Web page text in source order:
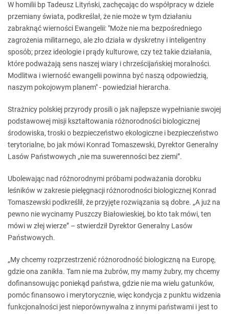
W homilii bp Tadeusz Lityński, zachęcając do współpracy w dziele
przemiany świata, podkreślał, że nie może w tym działaniu
zabraknąć wierności Ewangelii: "Może nie ma bezpośredniego
zagrożenia militarnego, ale zło działa w dyskretny i inteligentny
sposób; przez ideologie i prądy kulturowe, czy też takie działania,
które podważają sens naszej wiary i chrześcijańskiej moralności.
Modlitwa i wierność ewangelii powinna być naszą odpowiedzią,
naszym pokojowym planem" - powiedział hierarcha.
Strażnicy polskiej przyrody prosili o jak najlepsze wypełnianie swojej
podstawowej misji kształtowania różnorodności biologicznej
środowiska, troski o bezpieczeństwo ekologiczne i bezpieczeństwo
terytorialne, bo jak mówi Konrad Tomaszewski, Dyrektor Generalny
Lasów Państwowych „nie ma suwerenności bez ziemi”.
Ubolewając nad różnorodnymi próbami podważania dorobku
leśników w zakresie pielęgnacji różnorodności biologicznej Konrad
Tomaszewski podkreślił, że przyjęte rozwiązania są dobre. „A już na
pewno nie wycinamy Puszczy Białowieskiej, bo kto tak mówi, ten
mówi w złej wierze” – stwierdził Dyrektor Generalny Lasów
Państwowych.
„My chcemy rozprzestrzenić różnorodność biologiczną na Europę,
gdzie ona zanikła. Tam nie ma żubrów, my mamy żubry, my chcemy
dofinansowując poniekąd państwa, gdzie nie ma wielu gatunków,
pomóc finansowo i merytorycznie, więc kondycja z punktu widzenia
funkcjonalności jest nieporównywalna z innymi państwami i jest to